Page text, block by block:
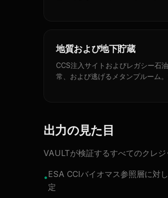
地質および地下貯蔵
CCS注入サイトおよびレガシー石
常、および逃げるメタンプルーム
出力の見た目
VAULTが検証するすべてのクレ
•ESA CCIバイオマス参照層に対
定